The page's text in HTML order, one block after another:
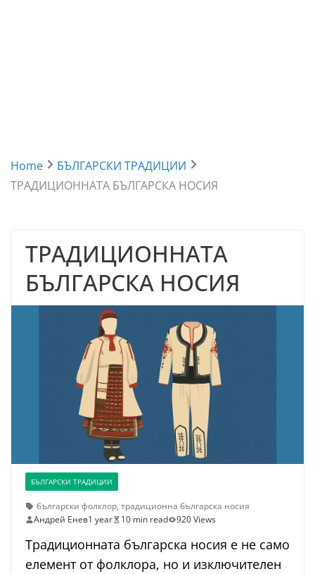
Home
БЪЛГАРСКИ ТРАДИЦИИ
ТРАДИЦИОННАТА БЪЛГАРСКА НОСИЯ
ТРАДИЦИОННАТА
БЪЛГАРСКА НОСИЯ
БЪЛГАРСКИ ТРАДИЦИИ
български фолклор, традиционна българска носия
Андрей Енев1 year 10 min read 920 Views
Традиционната българска носия е не само
елемент от фолклора, но и изключителен